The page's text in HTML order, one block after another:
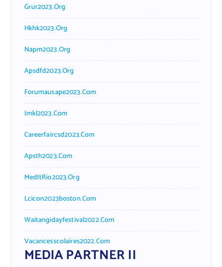
Grur2023.org
Hkhk2023.org
Napm2023.org
Apsdfd2023.org
Forumausape2023.com
Imkl2023.com
Careerfaircsd2023.com
Apsth2023.com
MedItRio2023.org
Lcicon2023boston.com
Waitangidayfestival2022.com
Vacancesscolaires2022.com
MEDIA PARTNER II